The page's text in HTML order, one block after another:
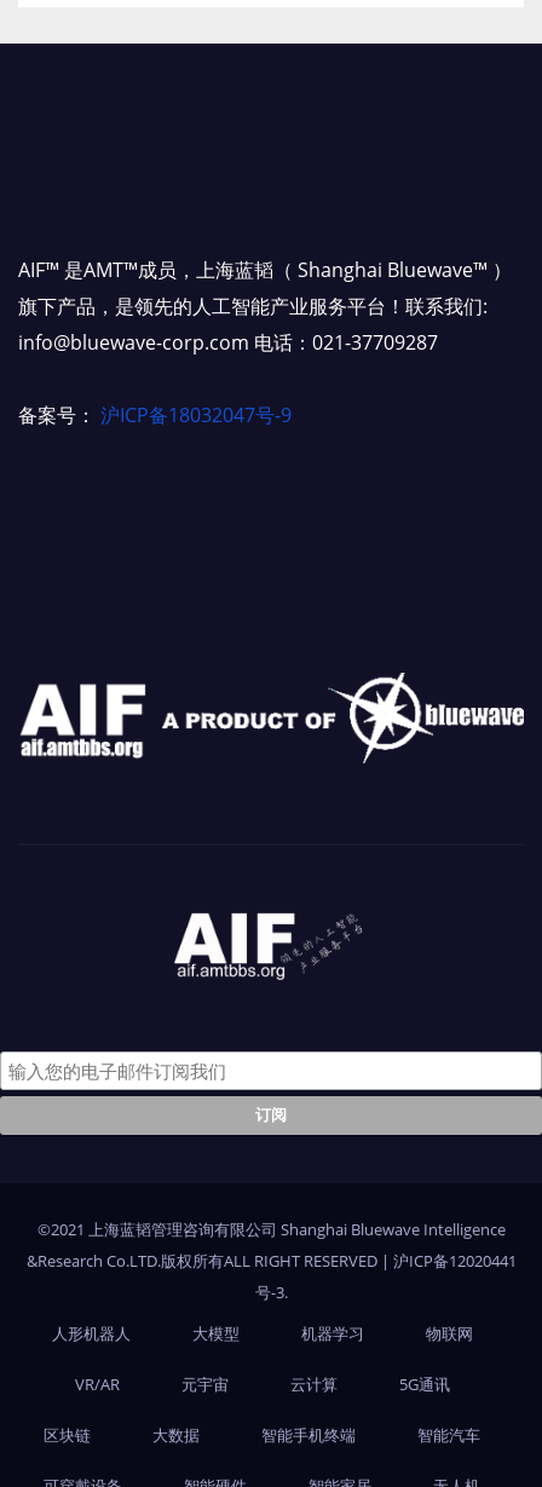
AIF™ 是AMT™成员，上海蓝韬（ Shanghai Bluewave™ ）
旗下产品，是领先的人工智能产业服务平台！联系我们:
info@bluewave-corp.com 电话：021-37709287
备案号： 沪ICP备18032047号-9
©2021 上海蓝韬管理咨询有限公司 Shanghai Bluewave Intelligence
&Research Co.LTD.版权所有ALL RIGHT RESERVED | 沪ICP备12020441
号-3.
人形机器人
大模型 机器学习 物联网
VR/AR 元宇宙 云计算 5G通讯
区块链 大数据 智能手机终端 智能汽车